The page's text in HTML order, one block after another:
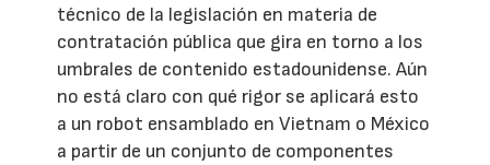
técnico de la legislación en materia de
contratación pública que gira en torno a los
umbrales de contenido estadounidense. Aún
no está claro con qué rigor se aplicará esto
a un robot ensamblado en Vietnam o México
a partir de un conjunto de componentes